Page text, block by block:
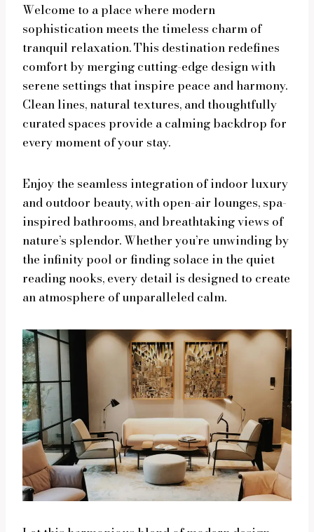
Welcome to a place where modern
sophistication meets the timeless charm of
tranquil relaxation. This destination redefines
comfort by merging cutting-edge design with
serene settings that inspire peace and harmony.
Clean lines, natural textures, and thoughtfully
curated spaces provide a calming backdrop for
every moment of your stay.
Enjoy the seamless integration of indoor luxury
and outdoor beauty, with open-air lounges, spa-
inspired bathrooms, and breathtaking views of
nature’s splendor. Whether you’re unwinding by
the infinity pool or finding solace in the quiet
reading nooks, every detail is designed to create
an atmosphere of unparalleled calm.